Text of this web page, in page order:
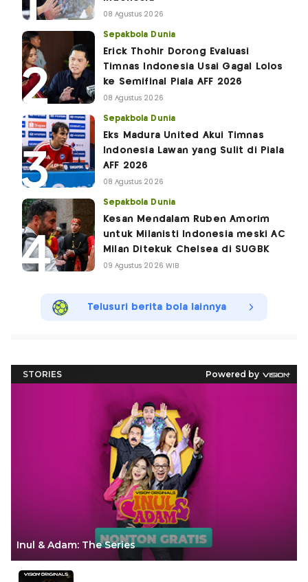
08 Agustus 2026
Sepakbola Dunia
Erick Thohir Dorong Evaluasi
Timnas Indonesia Usai Gagal Lolos
ke Semifinal Piala AFF 2026
08 Agustus 2026
Sepakbola Dunia
Eks Madura United Akui Timnas
Indonesia Lawan yang Sulit di Piala
AFF 2026
08 Agustus 2026
Sepakbola Dunia
Kesan Mendalam Ruben Amorim
untuk Milanisti Indonesia meski AC
Milan Ditekuk Chelsea di SUGBK
09 Agustus 2026 WIB
Telusuri berita bola lainnya